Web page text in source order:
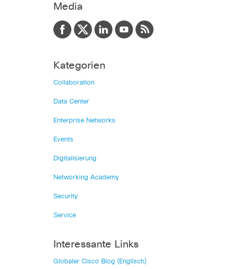
Media
Kategorien
Collaboration
Data Center
Enterprise Networks
Events
Digitalisierung
Networking Academy
Security
Service
Interessante Links
Globaler Cisco Blog (Englisch)